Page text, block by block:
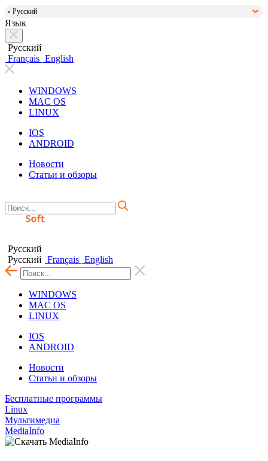
Русский
Язык
Русский
Français English
WINDOWS
MAC OS
LINUX
IOS
ANDROID
Новости
Статьи и обзоры
Русский
Русский Français English
WINDOWS
MAC OS
LINUX
IOS
ANDROID
Новости
Статьи и обзоры
Бесплатные программы
Linux
Мультимедиа
MediaInfo